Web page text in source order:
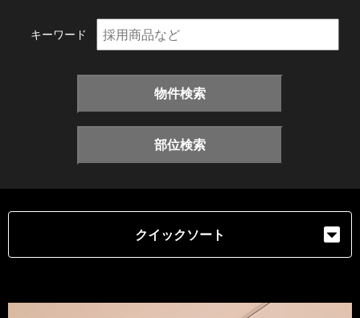
キーワード
物件検索
部位検索
クイックソート